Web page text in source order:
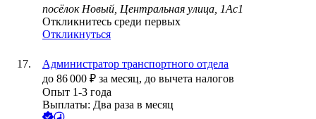
посёлок Новый, Центральная улица, 1Ас1
Откликнитесь среди первых
Откликнуться
Администратор транспортного отдела
до 86 000 ₽ за месяц, до вычета налогов
Опыт 1-3 года
Выплаты: Два раза в месяц